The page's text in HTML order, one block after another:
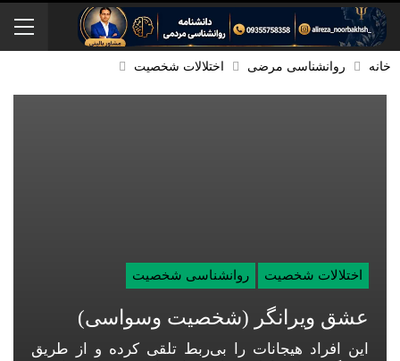
خانه روانشناسی مرضی اختلالات شخصیت
اختلالات شخصیت روانشناسی شخصیت
عشق ویرانگر (شخصیت وسواسی)
این افراد هیجانات را بی‌ربط تلقی کرده و از طریق